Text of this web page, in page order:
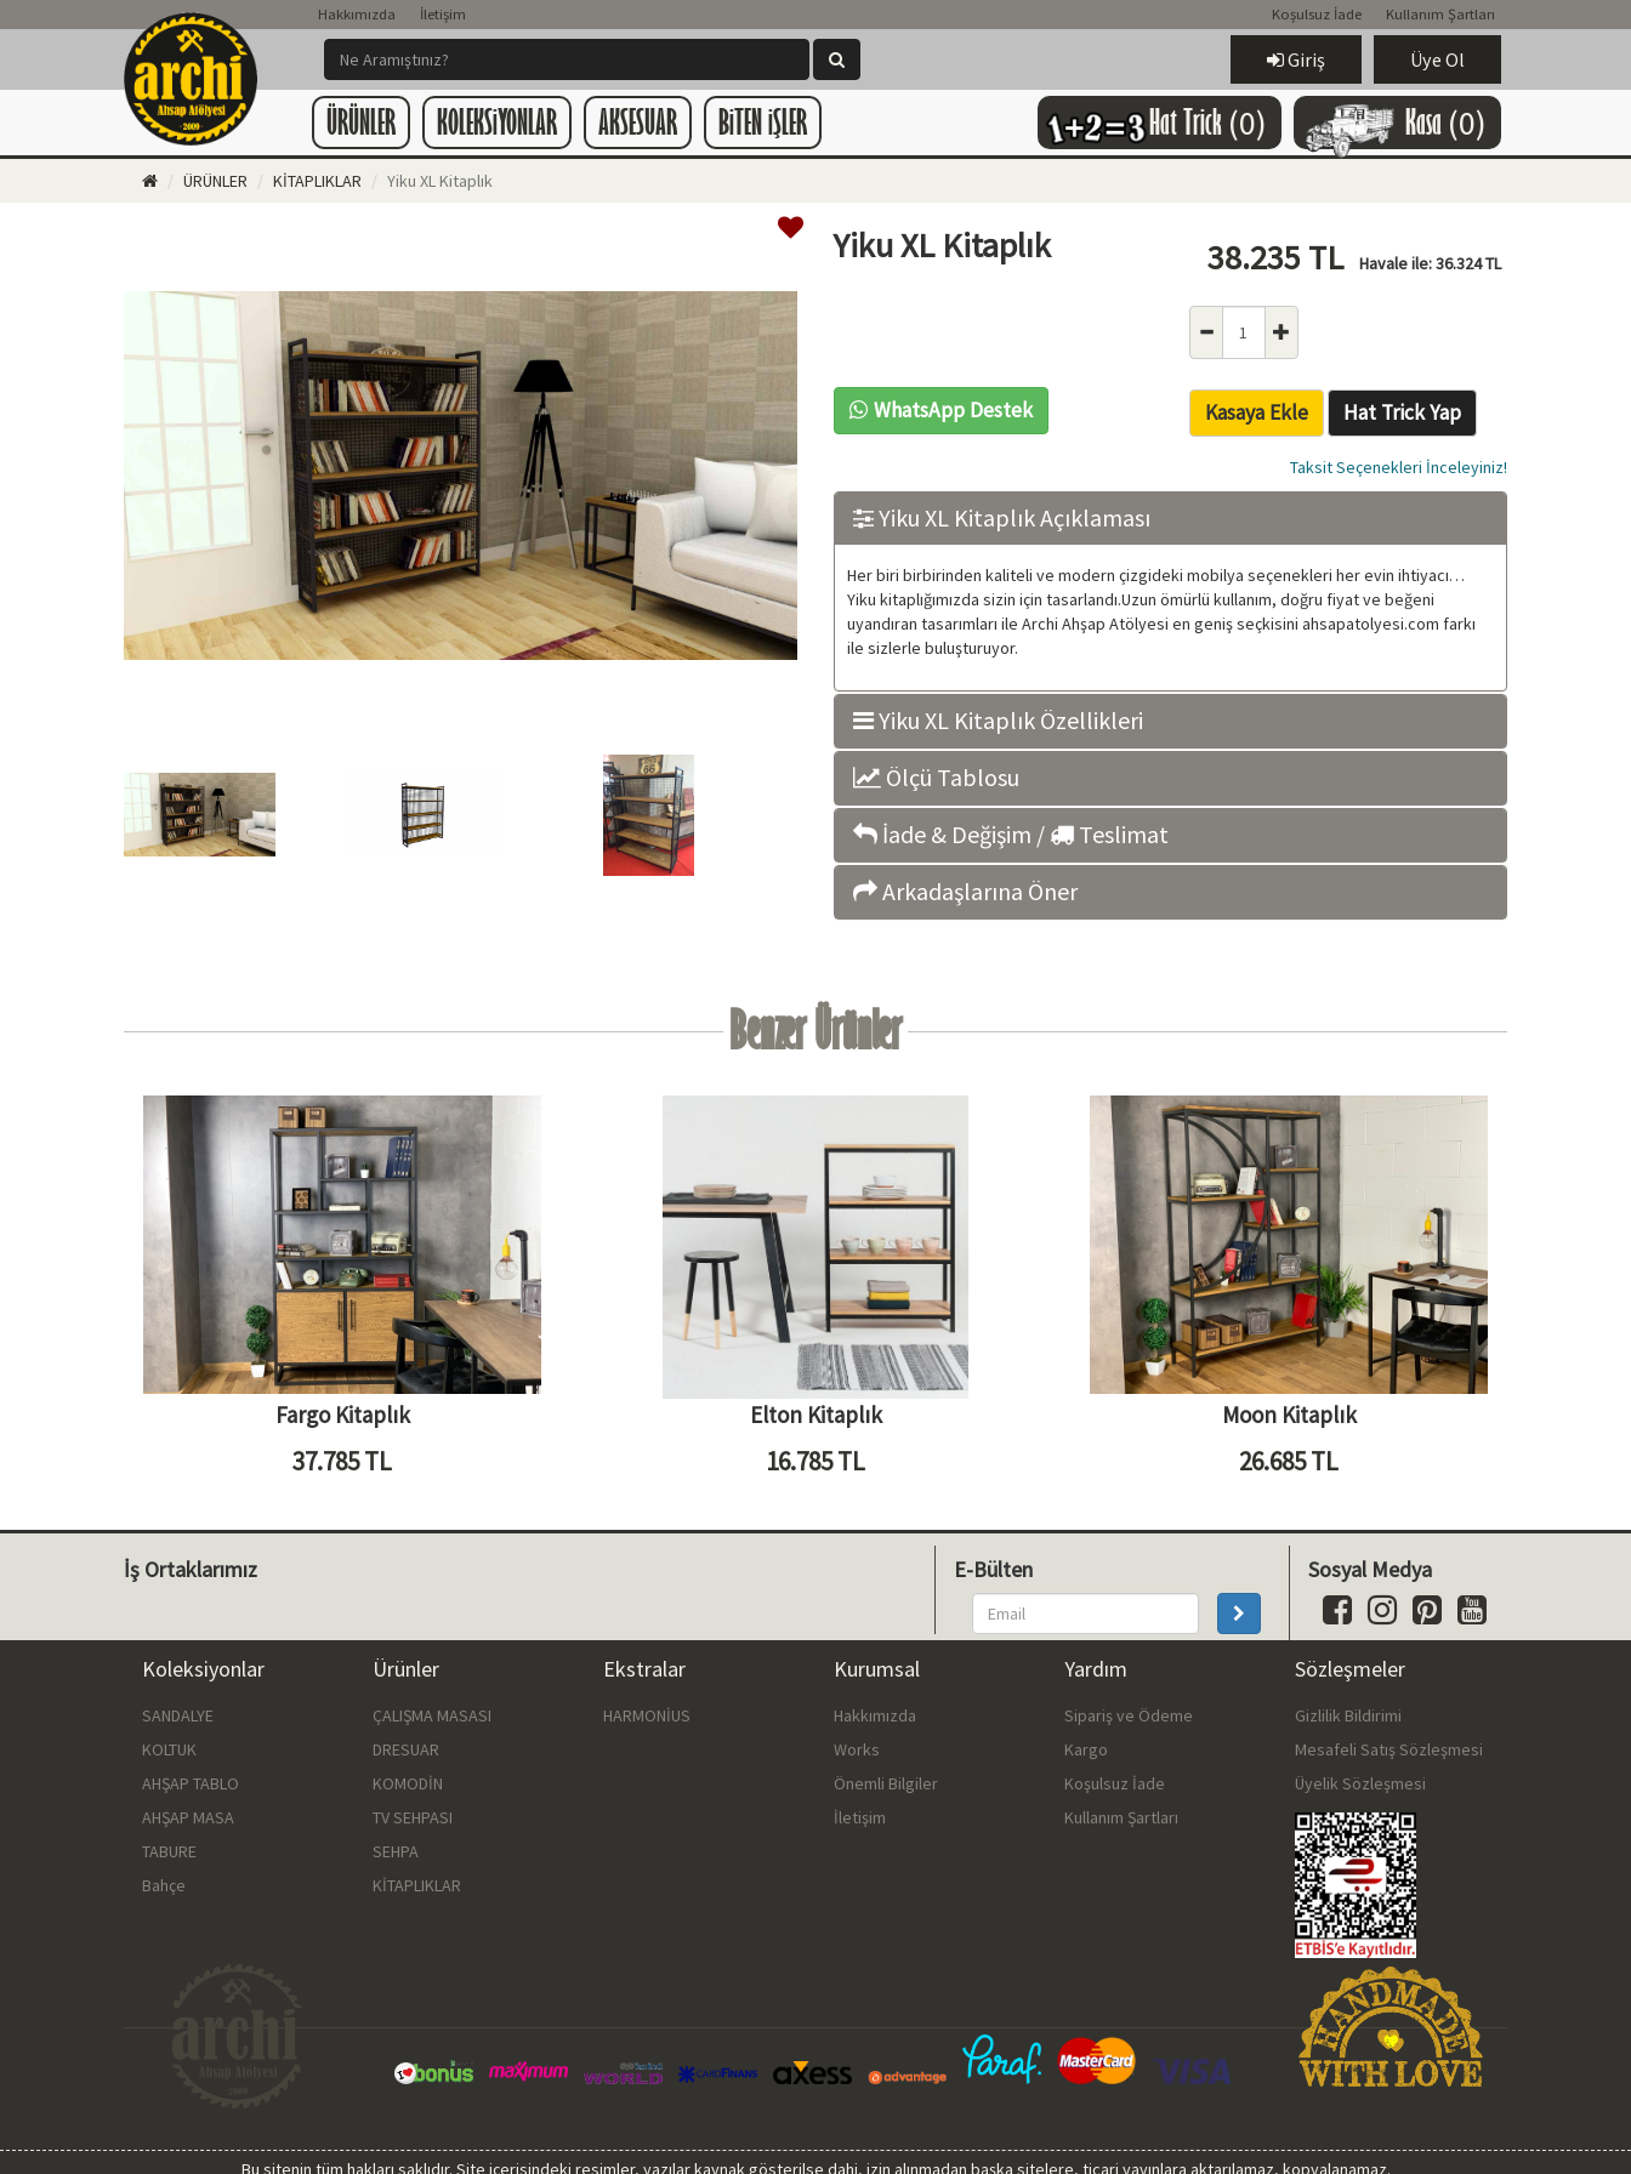
Hakkımızda İletişim Koşulsuz İade Kullanım Şartları
Giriş Üye Ol
ÜRÜNLER KOLEKSiYONLAR AKSESUAR BiTEN iŞLER Hat Trick (0) Kasa (0)
ÜRÜNLER KİTAPLIKLAR Yiku XL Kitaplık
Yiku XL Kitaplık 38.235TL Havale ile:36.324TL
WhatsApp Destek Kasaya Ekle Hat Trick Yap
Taksit Seçenekleri İnceleyiniz!
Yiku XL Kitaplık Açıklaması
Her biri birbirinden kaliteli ve modern çizgideki mobilya seçenekleri her evin ihtiyacı…
Yiku kitaplığımızda sizin için tasarlandı.Uzun ömürlü kullanım, doğru fiyat ve beğeni
uyandıran tasarımları ile Archi Ahşap Atölyesi en geniş seçkisini ahsapatolyesi.com farkı
ile sizlerle buluşturuyor.
Yiku XL Kitaplık Özellikleri
Ölçü Tablosu
İade & Değişim /
Teslimat
Arkadaşlarına Öner
Benzer Ürünler
Fargo Kitaplık
37.785TL
Elton Kitaplık
16.785TL
Moon Kitaplık
26.685TL
İş Ortaklarımız E-Bülten Sosyal Medya
Koleksiyonlar
SANDALYE
KOLTUK
AHŞAP TABLO
AHŞAP MASA
TABURE
Bahçe
Ürünler
ÇALIŞMA MASASI
DRESUAR
KOMODİN
TV SEHPASI
SEHPA
KİTAPLIKLAR
Ekstralar
HARMONİUS
Kurumsal
Hakkımızda
Works
Önemli Bilgiler
İletişim
Yardım
Sipariş ve Ödeme
Kargo
Koşulsuz İade
Kullanım Şartları
Sözleşmeler
Gizlilik Bildirimi
Mesafeli Satış Sözleşmesi
Üyelik Sözleşmesi
Bu sitenin tüm hakları saklıdır. Site içerisindeki resimler, yazılar kaynak gösterilse dahi, izin alınmadan başka sitelere, ticari yayınlara aktarılamaz, kopyalanamaz.